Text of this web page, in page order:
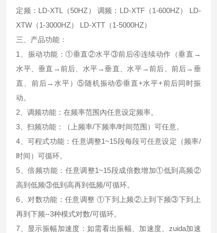
定频：LD-XTL（50HZ） 调频：LD-XTF（1-600HZ） LD-
XTW（1-3000HZ） LD-XTT（1-5000HZ）
三、产品功能：
1、振动功能：①垂直②水平③前后④连续动作（垂直→
水平、垂直→前后、水平→垂直、水平→前后、前后→垂
直、前后→水平）⑤随机振动⑥垂直+水平+前后同时振
动。
2、调频功能：在频率范围內任意设定频率。
3、扫频功能：（上频率/下频率/时间范围）可任意。
4、可程式功能：任意调整1~15段每段可任意设定（频率/
时间）可循环。
5、倍频功能：任意调整1~15段成倍数增加①低到高频②
高到低频③低到高再到低频/可循环。
6、对数功能：任意调整 ①下到上频②上到下频③下到上
再到下频--3种模式对数/可循环。
7、显示振幅加速度：如需看出振幅、加速度、zuida加速